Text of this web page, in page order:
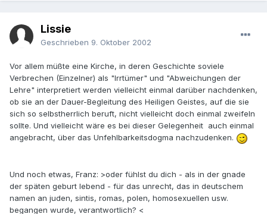
Lissie
Geschrieben 9. Oktober 2002
Vor allem müßte eine Kirche, in deren Geschichte soviele
Verbrechen (Einzelner) als "Irrtümer" und "Abweichungen der
Lehre" interpretiert werden vielleicht einmal darüber nachdenken,
ob sie an der Dauer-Begleitung des Heiligen Geistes, auf die sie
sich so selbstherrlich beruft, nicht vielleicht doch einmal zweifeln
sollte. Und vielleicht wäre es bei dieser Gelegenheit auch einmal
angebracht, über das Unfehlbarkeitsdogma nachzudenken.
Und noch etwas, Franz: >oder fühlst du dich - als in der gnade
der späten geburt lebend - für das unrecht, das in deutschem
namen an juden, sintis, romas, polen, homosexuellen usw.
begangen wurde, verantwortlich? <